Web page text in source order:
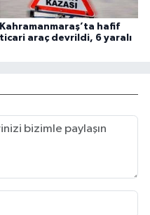
Kahramanmaraş’ta hafif
ticari araç devrildi, 6 yaralı